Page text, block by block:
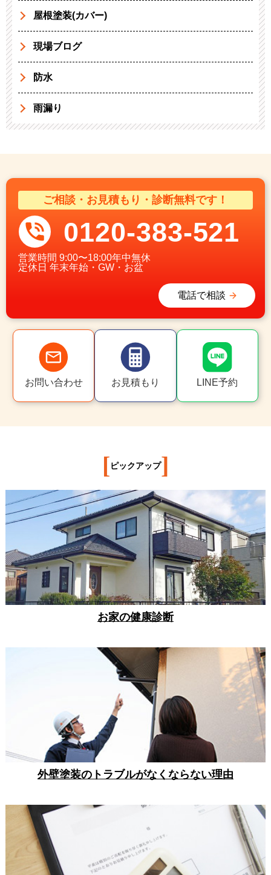
屋根塗装(カバー)
現場ブログ
防水
雨漏り
ご相談・お見積もり・診断無料です！
0120-383-521
営業時間 9:00〜18:00年中無休
定休日 年末年始・GW・お盆
電話で相談
お問い合わせ お見積もり LINE予約
[ ピックアップ]
お家の健康診断
外壁塗装のトラブルがなくならない理由